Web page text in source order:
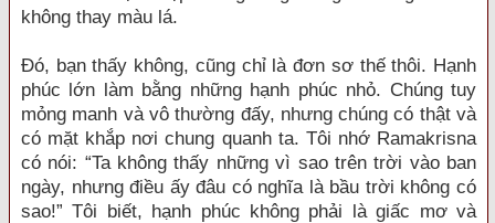
không thay màu lá.
Đó, bạn thấy không, cũng chỉ là đơn sơ thế thôi. Hạnh
phúc lớn làm bằng những hạnh phúc nhỏ. Chúng tuy
mỏng manh và vô thường đấy, nhưng chúng có thật và
có mặt khắp nơi chung quanh ta. Tôi nhớ Ramakrisna
có nói: “Ta không thấy những vì sao trên trời vào ban
ngày, nhưng điều ấy đâu có nghĩa là bầu trời không có
sao!” Tôi biết, hạnh phúc không phải là giấc mơ và